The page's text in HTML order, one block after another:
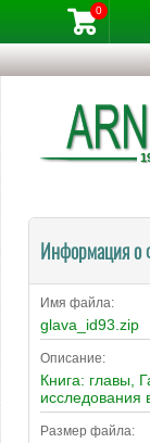
0
Информация о
Имя файла:
glava_id93.zip
Описание:
Книга: главы,
исследования
Размер файла: